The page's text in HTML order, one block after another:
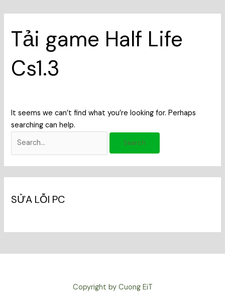
Tải game Half Life
Cs1.3
It seems we can’t find what you’re looking for. Perhaps
searching can help.
SỬA LỖI PC
Copyright by Cuong EiT